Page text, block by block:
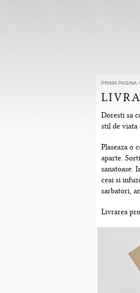
PRIMA PAGINA
Doresti sa
stil de viata
Plaseaza o
aparte.
sanatoase.
ceai si
sarbatori,
Livrarea